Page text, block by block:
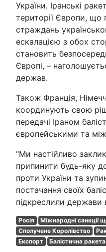
України. Іранські
території Європи, що
страждань
ескалацією з обох
становить
Європі, –
держав.
Також Франція,
координують свою
передачі Іраном
європейськими та
"Ми настійливо
припинити будь-яку
проти України та
постачання своїх
підкреслили держави
Росія
Міжнародні санкції
Сполучене Королівство
Експорт
Балістична ракета